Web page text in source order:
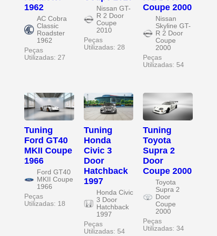
1962
AC Cobra
Classic
Roadster
1962
Peças
Utilizadas: 27
Nissan GT-
R 2 Door
Coupe
2010
Peças
Utilizadas: 28
Coupe 2000
Nissan
Skyline GT-
R 2 Door
Coupe
2000
Peças
Utilizadas: 54
Tuning
Ford GT40
MKII Coupe
1966
Ford GT40
MKII Coupe
1966
Peças
Utilizadas: 18
Tuning
Honda
Civic 3
Door
Hatchback
1997
Honda Civic
3 Door
Hatchback
1997
Peças
Utilizadas: 54
Tuning
Toyota
Supra 2
Door
Coupe 2000
Toyota
Supra 2
Door
Coupe
2000
Peças
Utilizadas: 34